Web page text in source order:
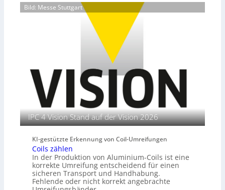
r
o
o
r
e
t
t
s
l
e
t
e
i
n
n
d
Bild: Messe Stuttgart
IPC 4 Vision Stand auf der Vision 2026
KI-gestützte Erkennung von Coil-Umreifungen
Coils zählen
In der Produktion von Aluminium-Coils ist eine
korrekte Umreifung entscheidend für einen
sicheren Transport und Handhabung.
Fehlende oder nicht korrekt angebrachte